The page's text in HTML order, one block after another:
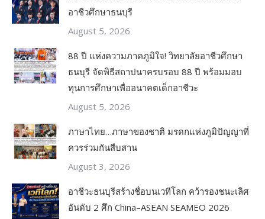
อาชีวศึกษาธนบุรี
August 5, 2026
88 ปี แห่งความภาคภูมิใจ! วิทยาลัยอาชีวศึกษา
ธนบุรี จัดพิธีสถาปนาครบรอบ 88 ปี พร้อมมอบ
ทุนการศึกษาเพื่ออนาคตเด็กอาชีวะ
August 5, 2026
ภาษาไทย…ภาษาของชาติ มรดกแห่งภูมิปัญญาที่
ควรร่วมกันสืบสาน
August 3, 2026
อาชีวะธนบุรีสร้างชื่อบนเวทีโลก คว้ารองชนะเลิศ
อันดับ 2 ศึก China–ASEAN SEAMEO 2026